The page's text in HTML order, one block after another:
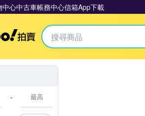
中心中古車帳務中心信箱App下載
Yahoo拍賣
-